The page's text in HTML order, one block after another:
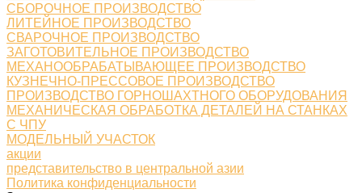
СБОРОЧНОЕ ПРОИЗВОДСТВО
ЛИТЕЙНОЕ ПРОИЗВОДСТВО
СВАРОЧНОЕ ПРОИЗВОДСТВО
ЗАГОТОВИТЕЛЬНОЕ ПРОИЗВОДСТВО
МЕХАНООБРАБАТЫВАЮЩЕЕ ПРОИЗВОДСТВО
КУЗНЕЧНО-ПРЕССОВОЕ ПРОИЗВОДСТВО
ПРОИЗВОДСТВО ГОРНОШАХТНОГО ОБОРУДОВАНИЯ
МЕХАНИЧЕСКАЯ ОБРАБОТКА ДЕТАЛЕЙ НА СТАНКАХ
С ЧПУ
МОДЕЛЬНЫЙ УЧАСТОК
акции
представительство в центральной азии
Политика конфиденциальности